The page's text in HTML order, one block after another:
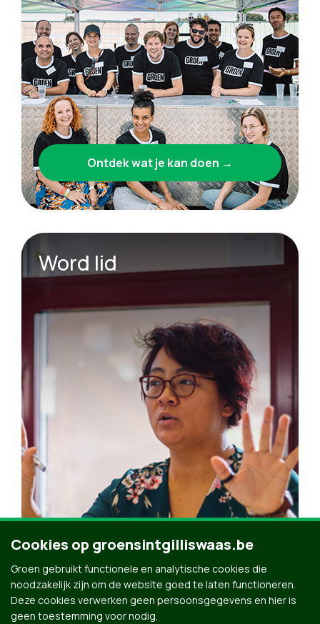
Ontdek wat je kan doen →
Word lid
Cookies op groensintgilliswaas.be
Groen gebruikt functionele en analytische cookies die
noodzakelijk zijn om de website goed te laten functioneren.
Deze cookies verwerken geen persoonsgegevens en hier is
geen toestemming voor nodig.